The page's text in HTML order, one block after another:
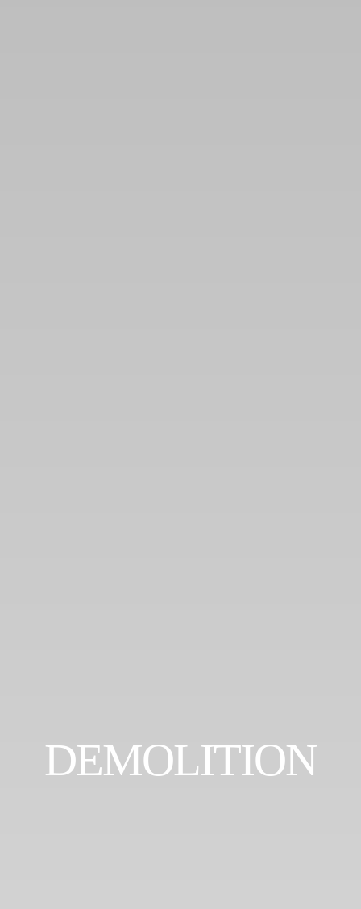
DEMOLITION